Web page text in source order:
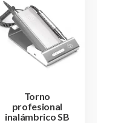
Torno
profesional
inalámbrico SB